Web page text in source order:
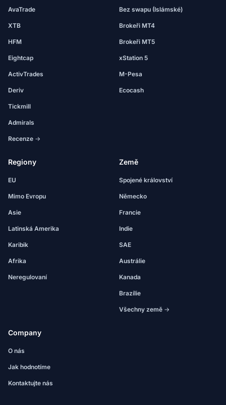
AvaTrade
XTB
HFM
Eightcap
ActivTrades
Deriv
Tickmill
Admirals
Recenze →
Bez swapu (Islámské)
Brokeři MT4
Brokeři MT5
xStation 5
M-Pesa
Ecocash
Regiony
EU
Mimo Evropu
Asie
Latinská Amerika
Karibik
Afrika
Neregulovaní
Země
Spojené království
Německo
Francie
Indie
SAE
Austrálie
Kanada
Brazílie
Všechny země →
Company
O nás
Jak hodnotíme
Kontaktujte nás